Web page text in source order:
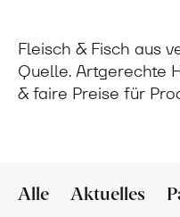
Fleisch & Fisch aus
Quelle. Artgerechte
& faire Preise für
Alle Aktuelles